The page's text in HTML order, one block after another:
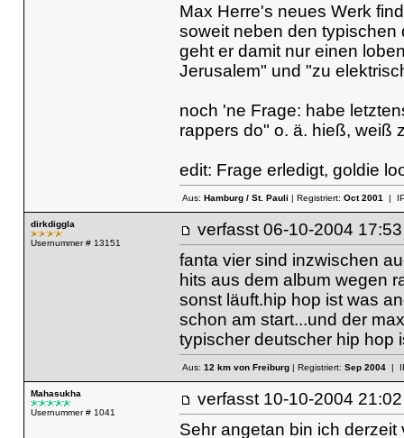
Max Herre's neues Werk
soweit neben den typischen
geht er damit nur einen
Jerusalem" und "zu
noch 'ne Frage: habe
rappers do" o. ä. hieß, weiß
edit: Frage erledigt, goldie
Aus: Hamburg / St. Pauli | Registriert: Oct 2001|
dirkdiggla
Usernummer # 13151
verfasst 06-10-2004
fanta vier sind inzwischen
hits aus dem album wegen
sonst läuft.hip hop ist was
schon am start...und der
typischer deutscher hip hop
Aus: 12 km von Freiburg| Registriert: Sep 2004|
Mahasukha
Usernummer # 1041
verfasst 10-10-2004
Sehr angetan bin ich derzeit